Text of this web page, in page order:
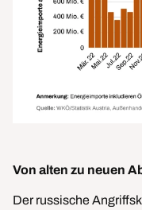
Von alten zu neuen
Der russische